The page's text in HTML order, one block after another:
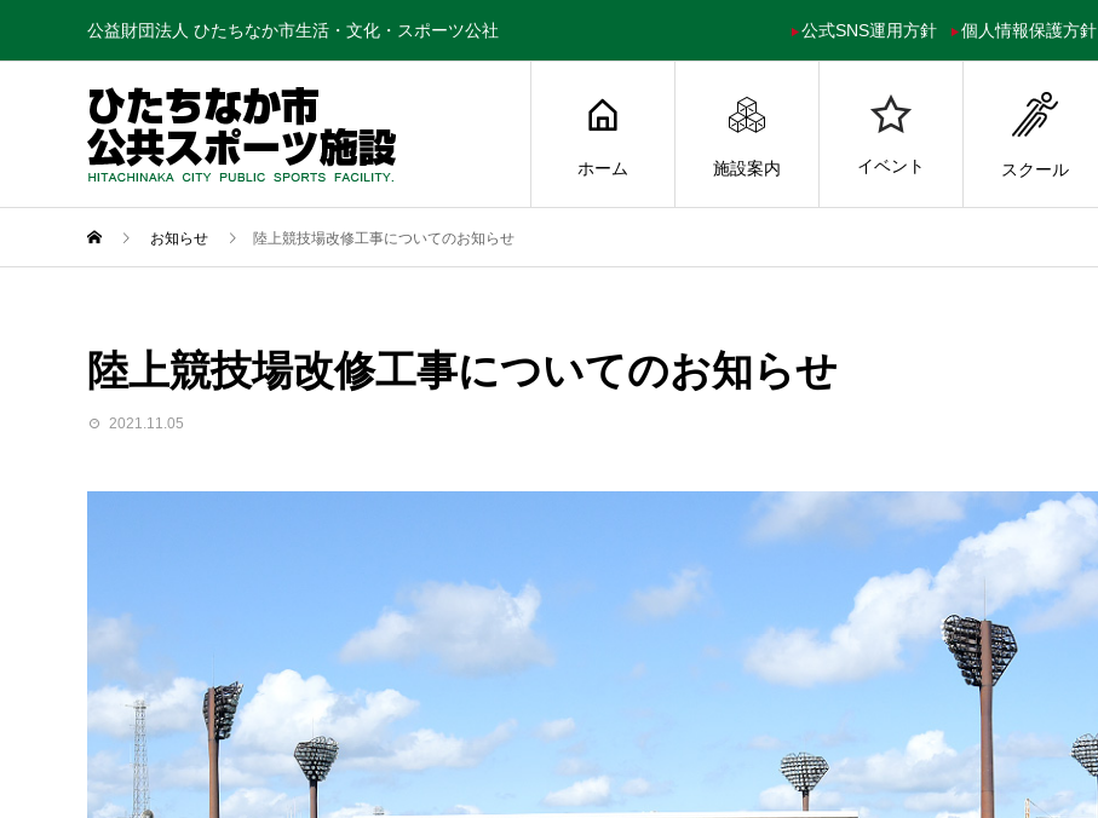
公益財団法人 ひたちなか市生活・文化・スポーツ公社 公式SNS運用方針 個人情報保護方針
ホーム 施設案内 イベント スクール
お知らせ 陸上競技場改修工事についてのお知らせ
陸上競技場改修工事についてのお知らせ
2021.11.05